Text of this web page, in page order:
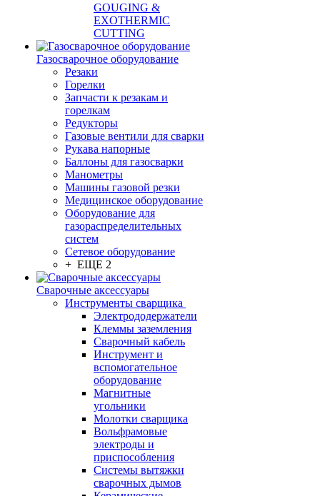
GOUGING &
EXOTHERMIC
CUTTING
Газосварочное оборудование
Резаки
Горелки
Запчасти к резакам и
горелкам
Редукторы
Газовые вентили для сварки
Рукава напорные
Баллоны для газосварки
Манометры
Машины газовой резки
Медицинское оборудование
Оборудование для
газораспределительных
систем
Сетевое оборудование
+ ЕЩЕ 2
Сварочные аксессуары
Инструменты сварщика
Электрододержатели
Клеммы заземления
Сварочный кабель
Инструмент и
вспомогательное
оборудование
Магнитные
угольники
Молотки сварщика
Вольфрамовые
электроды и
приспособления
Системы вытяжки
сварочных дымов